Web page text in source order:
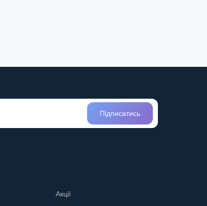
Підписатись
Акції